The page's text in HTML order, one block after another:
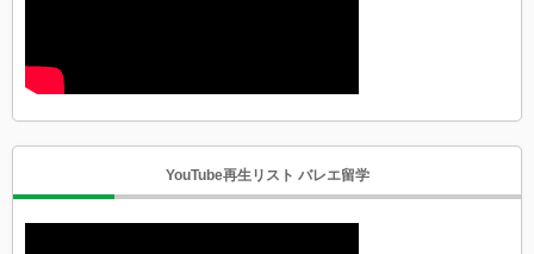
YouTube再生リスト バレエ留学